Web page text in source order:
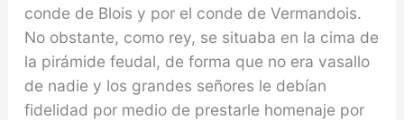
conde de Blois y por el conde de Vermandois.
No obstante, como rey, se situaba en la cima de
la pi­rámide feudal, de forma que no era vasallo
de nadie y los grandes señores le debían
fidelidad por medio de prestarle homenaje por